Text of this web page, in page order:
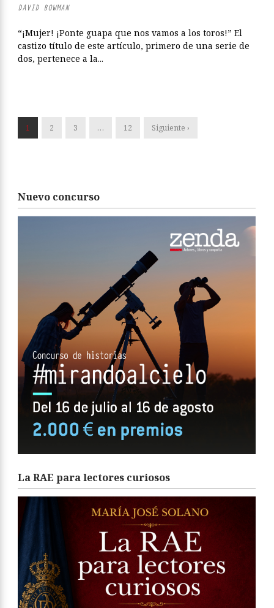
DAVID BOWMAN
“¡Mujer! ¡Ponte guapa que nos vamos a los toros!” El
castizo título de este artículo, primero de una serie de
dos, pertenece a la...
1 2 3 … 12 Siguiente ›
Nuevo concurso
La RAE para lectores curiosos